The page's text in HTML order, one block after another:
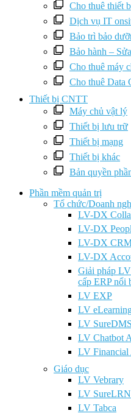
Cho thuê thiết
Dịch vụ IT
Bảo trì bảo
Bảo hành –
Cho thuê máy
Cho thuê Data
Thiết bị CNTT
Máy chủ vật lý
Thiết bị lưu trữ
Thiết bị mạng
Thiết bị khác
Bản quyền
Phần mềm quản trị
Tổ chức/Doanh
LV-DX
LV-DX
LV-DX
LV-DX
Giải pháp
cấp ERP nổi
LV EXP
LV
LV SureDMS
LV Chatbot
LV Financial
Giáo dục
LV Vebrary
LV SureLRN
LV Tabca